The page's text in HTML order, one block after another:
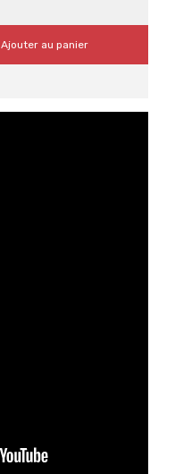
Ajouter au panier